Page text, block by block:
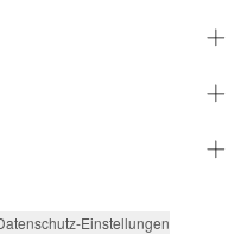
Einstellungen